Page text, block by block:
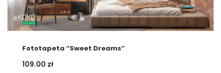
Fototapeta “Sweet Dreams”
109.00 zł